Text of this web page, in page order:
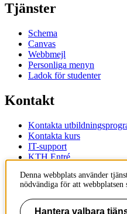
Tjänster
Schema
Canvas
Webbmejl
Personliga menyn
Ladok för studenter
Kontakt
Kontakta
Kontakta kurs
IT-support
KTH Entré
KTH
100 44 Stockholm
+46 8 790 60 00
Denna webbplats använder
nödvändiga för att webbplatsen
Hantera valbara